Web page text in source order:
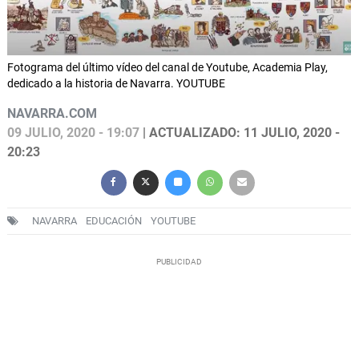
Fotograma del último vídeo del canal de Youtube, Academia Play,
dedicado a la historia de Navarra. YOUTUBE
NAVARRA.COM
09 JULIO, 2020 - 19:07 | ACTUALIZADO: 11 JULIO, 2020 -
20:23
NAVARRA EDUCACIÓN YOUTUBE